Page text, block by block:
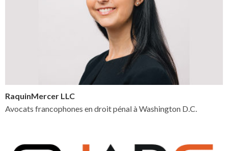
RaquinMercer LLC
Avocats francophones en droit pénal à Washington D.C.